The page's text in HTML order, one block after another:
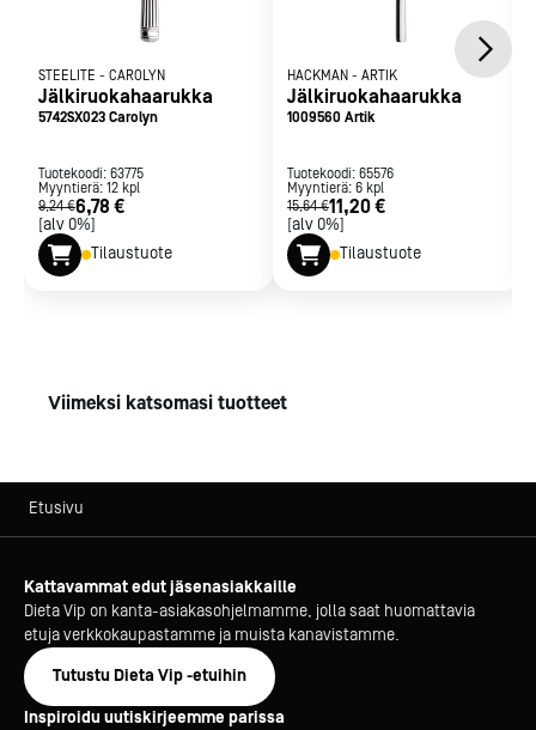
STEELITE - CAROLYN
Jälkiruokahaarukka
5742SX023 Carolyn
Tuotekoodi: 63775
Myyntierä: 12 kpl
9,24 €6,78 €
[alv 0%]
Tilaustuote
HACKMAN - ARTIK
Jälkiruokahaarukka
1009560 Artik
Tuotekoodi: 65576
Myyntierä: 6 kpl
15,64 €11,20 €
[alv 0%]
Tilaustuote
Viimeksi katsomasi tuotteet
Etusivu
Kattavammat edut jäsenasiakkaille
Dieta Vip on kanta-asiakasohjelmamme, jolla saat huomattavia
etuja verkkokaupastamme ja muista kanavistamme.
Tutustu Dieta Vip -etuihin
Inspiroidu uutiskirjeemme parissa